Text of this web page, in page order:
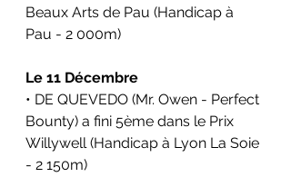
Beaux Arts de Pau (Handicap à
Pau - 2 000m)
Le 11 Décembre
• DE QUEVEDO (Mr. Owen - Perfect
Bounty) a fini 5ème dans le Prix
Willywell (Handicap à Lyon La Soie
- 2 150m)